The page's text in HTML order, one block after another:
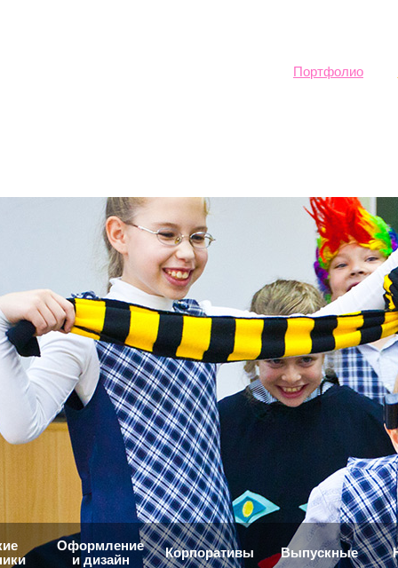
Портфолио
Оформление
и дизайн
Корпоративы Выпускные